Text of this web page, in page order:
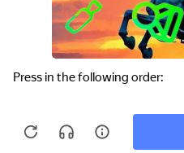
+7
© 2026 АНО ДПО
Политика обработки
Продолжая пользоваться
условиями обработки
аналитики и улучшения
Запретить эти действия